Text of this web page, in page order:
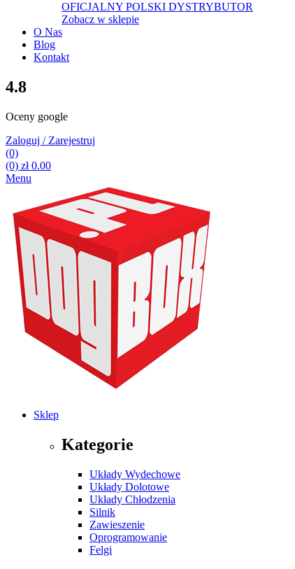
OFICJALNY POLSKI DYSTRYBUTOR
Zobacz w sklepie
O Nas
Blog
Kontakt
4.8
Oceny google
Zaloguj / Zarejestruj
(0)
(0) zł0.00
Menu
Sklep
Kategorie
Układy Wydechowe
Układy Dolotowe
Układy Chłodzenia
Silnik
Zawieszenie
Oprogramowanie
Felgi